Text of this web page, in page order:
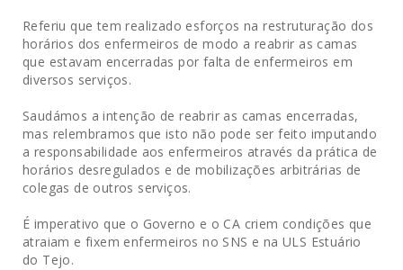
Referiu que tem realizado esforços na restruturação dos
horários dos enfermeiros de modo a reabrir as camas
que estavam encerradas por falta de enfermeiros em
diversos serviços.
Saudámos a intenção de reabrir as camas encerradas,
mas relembramos que isto não pode ser feito imputando
a responsabilidade aos enfermeiros através da prática de
horários desregulados e de mobilizações arbitrárias de
colegas de outros serviços.
É imperativo que o Governo e o CA criem condições que
atraiam e fixem enfermeiros no SNS e na ULS Estuário
do Tejo.